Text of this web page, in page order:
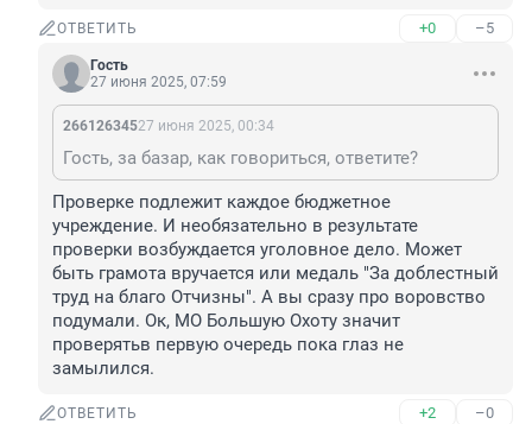
ОТВЕТИТЬ +0 –5
Гость
27 июня 2025, 07:59
26612634527 июня 2025, 00:34
Гость, за базар, как говориться, ответите?
Проверке подлежит каждое бюджетное
учреждение. И необязательно в результате
проверки возбуждается уголовное дело. Может
быть грамота вручается или медаль "За доблестный
труд на благо Отчизны". А вы сразу про воровство
подумали. Ок, МО Большую Охоту значит
проверятьв первую очередь пока глаз не
замылился.
ОТВЕТИТЬ +2 –0